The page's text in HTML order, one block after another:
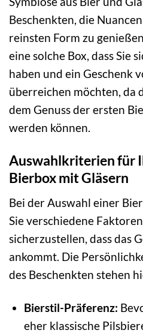
Beschenkten, die
reinsten Form zu
eine solche Box, dass Sie
haben und ein Geschenk
überreichen möchten, da
dem Genuss der ersten
werden können.
Auswahlkriterien für
Bierbox mit Gläsern
Bei der Auswahl einer
Sie verschiedene
sicherzustellen, dass das
ankommt. Die
des Beschenkten stehen
Bierstil-Präferenz:
eher klassische